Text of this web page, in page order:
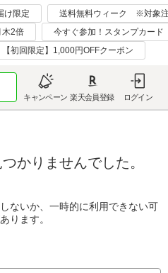
限定
送料無料ウィーク ※対象
木2倍
今すぐ参加！スタンプカード
【初回限定】1,000円OFFクーポン
キャンペーン 楽天会員登録 ログイン
かりませんでした。
ないか、一時的に利用できない可
ります。